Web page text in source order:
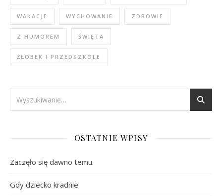
WAKACJE WYCHOWANIE ZDROWIE
Z HUMOREM ŚWIĘTA
ŻŁOBEK I PRZEDSZKOLE
OSTATNIE WPISY
Zaczęło się dawno temu.
Gdy dziecko kradnie.